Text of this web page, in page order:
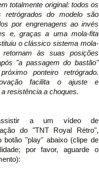
totalmente original: todos os
retrógrados do modelo são
por engrenagens ao invés
e, graças a uma mola-fita
o clássico sistema mola-
retornam às suas posições
"a passagem do bastão"
ponteiro retrógrado.
facilita o ajuste e
resistência a choques.
a um vídeo de
do "TNT Royal Rétro",
botão "play" abaixo (clipe de
por favor, aguarde o